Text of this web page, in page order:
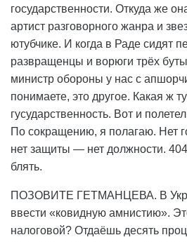
государственности. Откуда же
артист разговорного жанра и
ютубчике. И когда в Раде сидят
развращенцы и ворюги трёх
министр обороны у нас с
понимаете, это другое. Какая ж
гусударственность. Вот и
По сокращению, я полагаю. Нет
нет защиты — нет должности. 404,
блять.
ПОЗОВИТЕ ГЕТМАНЦЕВА. В
ввести «ковидную амнистию».
налоговой? Отдаёшь десять